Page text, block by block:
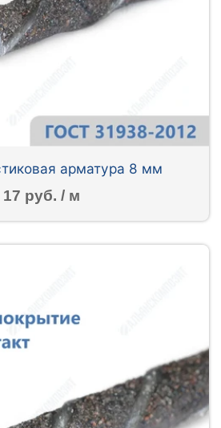
арматура 8 мм
17 руб. / м